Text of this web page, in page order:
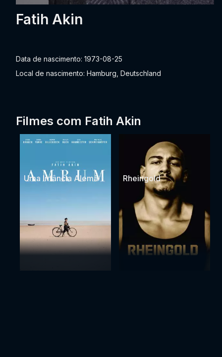
Fatih Akin
Data de nascimento: 1973-08-25
Local de nascimento: Hamburg, Deutschland
Filmes com Fatih Akin
Uma Infância Alemã Rheingold